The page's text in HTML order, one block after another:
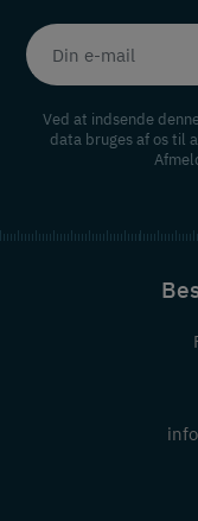
Ved at indsende
data bruges af os til